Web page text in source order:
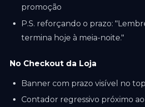
promoção
P.S. reforçando o prazo:
termina hoje à meia-noite."
No Checkout da Loja
Banner com prazo visível no
Contador regressivo próximo